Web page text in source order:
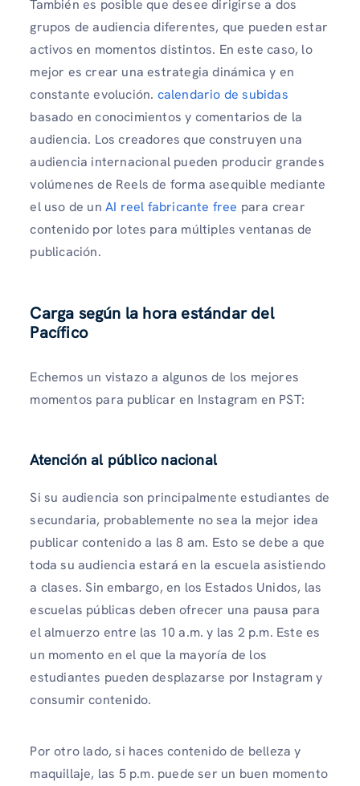
También es posible que desee dirigirse a dos
grupos de audiencia diferentes, que pueden estar
activos en momentos distintos. En este caso, lo
mejor es crear una estrategia dinámica y en
constante evolución. calendario de subidas
basado en conocimientos y comentarios de la
audiencia. Los creadores que construyen una
audiencia internacional pueden producir grandes
volúmenes de Reels de forma asequible mediante
el uso de un AI reel fabricante free para crear
contenido por lotes para múltiples ventanas de
publicación.
Carga según la hora estándar del
Pacífico
Echemos un vistazo a algunos de los mejores
momentos para publicar en Instagram en PST:
Atención al público nacional
Si su audiencia son principalmente estudiantes de
secundaria, probablemente no sea la mejor idea
publicar contenido a las 8 am. Esto se debe a que
toda su audiencia estará en la escuela asistiendo
a clases. Sin embargo, en los Estados Unidos, las
escuelas públicas deben ofrecer una pausa para
el almuerzo entre las 10 a.m. y las 2 p.m. Este es
un momento en el que la mayoría de los
estudiantes pueden desplazarse por Instagram y
consumir contenido.
Por otro lado, si haces contenido de belleza y
maquillaje, las 5 p.m. puede ser un buen momento